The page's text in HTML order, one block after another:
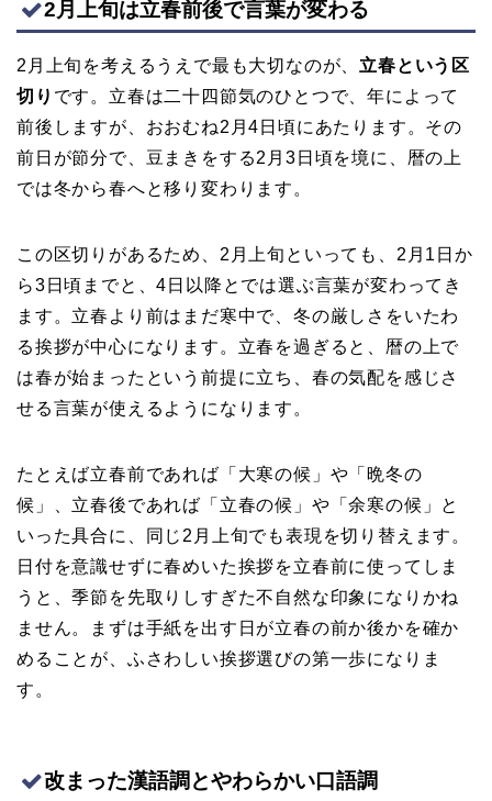
2月上旬は立春前後で言葉が変わる
2月上旬を考えるうえで最も大切なのが、 立春という区
切り です。立春は二十四節気のひとつで、年によって
前後しますが、おおむね2月4日頃にあたります。その
前日が節分で、豆まきをする2月3日頃を境に、暦の上
では冬から春へと移り変わります。
この区切りがあるため、2月上旬といっても、2月1日か
ら3日頃までと、4日以降とでは選ぶ言葉が変わってき
ます。立春より前はまだ寒中で、冬の厳しさをいたわ
る挨拶が中心になります。立春を過ぎると、暦の上で
は春が始まったという前提に立ち、春の気配を感じさ
せる言葉が使えるようになります。
たとえば立春前であれば「大寒の候」や「晩冬の
候」、立春後であれば「立春の候」や「余寒の候」と
いった具合に、同じ2月上旬でも表現を切り替えます。
日付を意識せずに春めいた挨拶を立春前に使ってしま
うと、季節を先取りしすぎた不自然な印象になりかね
ません。まずは手紙を出す日が立春の前か後かを確か
めることが、ふさわしい挨拶選びの第一歩になりま
す。
改まった漢語調とやわらかい口語調